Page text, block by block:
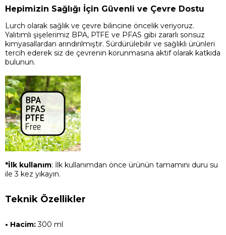
Hepimizin Sağlığı İçin Güvenli ve Çevre Dostu
Lurch olarak sağlık ve çevre bilincine öncelik veriyoruz.
Yalıtımlı şişelerimiz BPA, PTFE ve PFAS gibi zararlı sonsuz
kimyasallardan arındırılmıştır. Sürdürülebilir ve sağlıklı ürünleri
tercih ederek siz de çevrenin korunmasına aktif olarak katkıda
bulunun.
*İlk kullanım: İlk kullanımdan önce ürünün tamamını duru su
ile 3 kez yıkayın.
Teknik Özellikler
• Hacim:300 ml